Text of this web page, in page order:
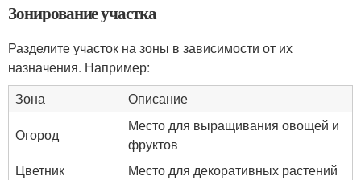
Зонирование участка
Разделите участок на зоны в зависимости от их
назначения. Например:
Зона
Описание
Огород
Место для выращивания овощей и
фруктов
Цветник
Место для декоративных растений